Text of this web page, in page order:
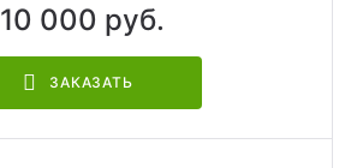
10 000 руб.
ЗАКАЗАТЬ